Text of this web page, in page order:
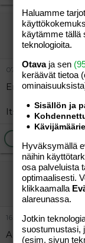
vierailija
Vieras
07.12.2022
Emilia, Alvar,
Itse asiassa
vierailija
Vieras
16.05.2026
Anna ja Tyyne
Haluamme
käytämme tällä
teknologioita.
Otavaja sen
keräävät tietoa
Sisällön ja
Hyväksymällä
näihin
osa palveluista
optimaalisesti.
klikkaamalla
alareunassa.
Jotkin
suostumustasi,
(esim. sivun